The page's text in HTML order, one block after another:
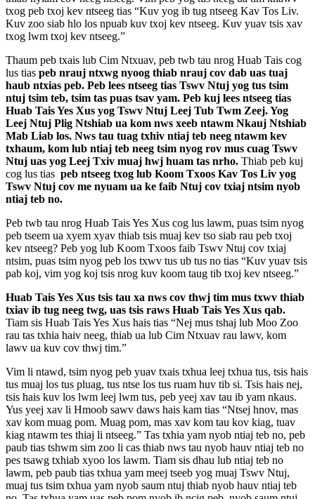
txog peb txoj kev ntseeg tias “Kuv yog ib tug ntseeg Kav Tos Liv.
Kuv zoo siab hlo los npuab kuv txoj kev ntseeg. Kuv yuav tsis xav
txog lwm txoj kev ntseeg.”
Thaum peb txais lub Cim Ntxuav, peb twb tau nrog Huab Tais cog
lus tias peb nrauj ntxwg nyoog thiab nrauj cov dab uas tuaj
haub ntxias peb. Peb lees ntseeg tias Tswv Ntuj yog tus tsim
ntuj tsim teb, tsim tas puas tsav yam. Peb kuj lees ntseeg tias
Huab Tais Yes Xus yog Tswv Ntuj Leej Tub Twm Zeej. Yog
Leej Ntuj Plig Ntshiab ua kom nws xeeb ntawm Nkauj Ntshiab
Mab Liab los. Nws tau tuag txhiv ntiaj teb neeg ntawm kev
txhaum, kom lub ntiaj teb neeg tsim nyog rov mus cuag Tswv
Ntuj uas yog Leej Txiv muaj hwj huam tas nrho. Thiab peb kuj
cog lus tias peb ntseeg txog lub Koom Txoos Kav Tos Liv yog
Tswv Ntuj cov me nyuam ua ke faib Ntuj cov txiaj ntsim nyob
ntiaj teb no.
Peb twb tau nrog Huab Tais Yes Xus cog lus lawm, puas tsim nyog
peb tseem ua xyem xyav thiab tsis muaj kev tso siab rau peb txoj
kev ntseeg? Peb yog lub Koom Txoos faib Tswv Ntuj cov txiaj
ntsim, puas tsim nyog peb los txwv tus ub tus no tias “Kuv yuav tsis
pab koj, vim yog koj tsis nrog kuv koom taug tib txoj kev ntseeg.”
Huab Tais Yes Xus tsis tau xa nws cov thwj tim mus txwv thiab
txiav ib tug neeg twg, uas tsis raws Huab Tais Yes Xus qab.
Tiam sis Huab Tais Yes Xus hais tias “Nej mus tshaj lub Moo Zoo
rau tas txhia haiv neeg, thiab ua lub Cim Ntxuav rau lawv, kom
lawv ua kuv cov thwj tim.”
Vim li ntawd, tsim nyog peb yuav txais txhua leej txhua tus, tsis hais
tus muaj los tus pluag, tus ntse los tus ruam huv tib si. Tsis hais nej,
tsis hais kuv los lwm leej lwm tus, peb yeej xav tau ib yam nkaus.
Yus yeej xav li Hmoob sawv daws hais kam tias “Ntsej hnov, mas
xav kom muag pom. Muag pom, mas xav kom tau kov kiag, tuav
kiag ntawm tes thiaj li ntseeg.” Tas txhia yam nyob ntiaj teb no, peb
paub tias tshwm sim zoo li cas thiab nws tau nyob hauv ntiaj teb no
pes tsawg txhiab xyoo los lawm. Tiam sis dhau lub ntiaj teb no
lawm, peb paub tias txhua yam meej tseeb yog muaj Tswv Ntuj,
muaj tus tsim txhua yam nyob saum ntuj thiab nyob hauv ntiaj teb